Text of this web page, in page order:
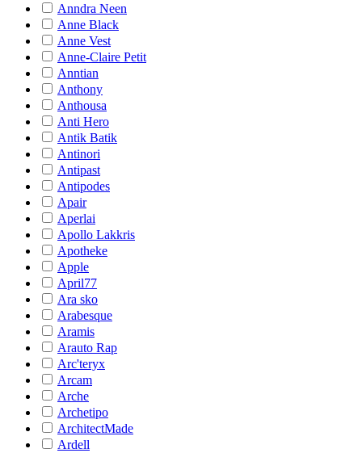
Anndra Neen
Anne Black
Anne Vest
Anne-Claire Petit
Anntian
Anthony
Anthousa
Anti Hero
Antik Batik
Antinori
Antipast
Antipodes
Apair
Aperlai
Apollo Lakkris
Apotheke
Apple
April77
Ara sko
Arabesque
Aramis
Arauto Rap
Arc'teryx
Arcam
Arche
Archetipo
ArchitectMade
Ardell